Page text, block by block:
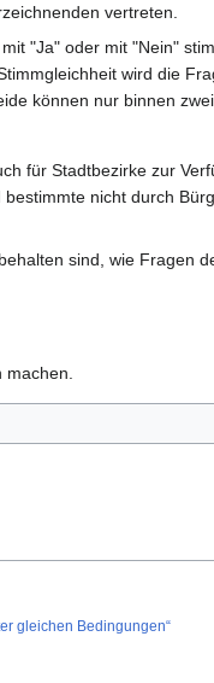
vertreten.
"Ja" oder mit "Nein"
wird die
können nur binnen
für Stadtbezirke zur
nicht durch
sind, wie Fragen
gleichen Bedingungen“